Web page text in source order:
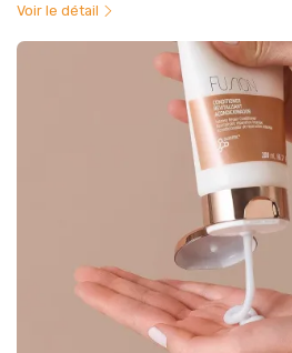
Voir le détail